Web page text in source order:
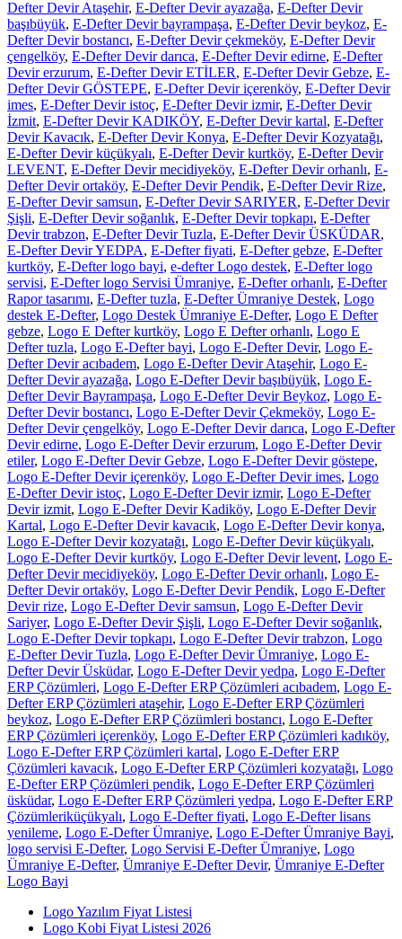
Defter Devir Ataşehir, E-Defter Devir ayazağa, E-Defter Devir
başıbüyük, E-Defter Devir bayrampaşa, E-Defter Devir beykoz, E-
Defter Devir bostancı, E-Defter Devir çekmeköy, E-Defter Devir
çengelköy, E-Defter Devir darıca, E-Defter Devir edirne, E-Defter
Devir erzurum, E-Defter Devir ETİLER, E-Defter Devir Gebze, E-
Defter Devir GÖSTEPE, E-Defter Devir içerenköy, E-Defter Devir
imes, E-Defter Devir istoç, E-Defter Devir izmir, E-Defter Devir
İzmit, E-Defter Devir KADIKÖY, E-Defter Devir kartal, E-Defter
Devir Kavacık, E-Defter Devir Konya, E-Defter Devir Kozyatağı,
E-Defter Devir küçükyalı, E-Defter Devir kurtköy, E-Defter Devir
LEVENT, E-Defter Devir mecidiyeköy, E-Defter Devir orhanlı, E-
Defter Devir ortaköy, E-Defter Devir Pendik, E-Defter Devir Rize,
E-Defter Devir samsun, E-Defter Devir SARIYER, E-Defter Devir
Şişli, E-Defter Devir soğanlık, E-Defter Devir topkapı, E-Defter
Devir trabzon, E-Defter Devir Tuzla, E-Defter Devir ÜSKÜDAR,
E-Defter Devir YEDPA, E-Defter fiyati, E-Defter gebze, E-Defter
kurtköy, E-Defter logo bayi, e-defter Logo destek, E-Defter logo
servisi, E-Defter logo Servisi Ümraniye, E-Defter orhanlı, E-Defter
Rapor tasarımı, E-Defter tuzla, E-Defter Ümraniye Destek, Logo
destek E-Defter, Logo Destek Ümraniye E-Defter, Logo E Defter
gebze, Logo E Defter kurtköy, Logo E Defter orhanlı, Logo E
Defter tuzla, Logo E-Defter bayi, Logo E-Defter Devir, Logo E-
Defter Devir acıbadem, Logo E-Defter Devir Ataşehir, Logo E-
Defter Devir ayazağa, Logo E-Defter Devir başıbüyük, Logo E-
Defter Devir Bayrampaşa, Logo E-Defter Devir Beykoz, Logo E-
Defter Devir bostancı, Logo E-Defter Devir Çekmeköy, Logo E-
Defter Devir çengelköy, Logo E-Defter Devir darıca, Logo E-Defter
Devir edirne, Logo E-Defter Devir erzurum, Logo E-Defter Devir
etiler, Logo E-Defter Devir Gebze, Logo E-Defter Devir göstepe,
Logo E-Defter Devir içerenköy, Logo E-Defter Devir imes, Logo
E-Defter Devir istoç, Logo E-Defter Devir izmir, Logo E-Defter
Devir izmit, Logo E-Defter Devir Kadiköy, Logo E-Defter Devir
Kartal, Logo E-Defter Devir kavacık, Logo E-Defter Devir konya,
Logo E-Defter Devir kozyatağı, Logo E-Defter Devir küçükyalı,
Logo E-Defter Devir kurtköy, Logo E-Defter Devir levent, Logo E-
Defter Devir mecidiyeköy, Logo E-Defter Devir orhanlı, Logo E-
Defter Devir ortaköy, Logo E-Defter Devir Pendik, Logo E-Defter
Devir rize, Logo E-Defter Devir samsun, Logo E-Defter Devir
Sariyer, Logo E-Defter Devir Şişli, Logo E-Defter Devir soğanlık,
Logo E-Defter Devir topkapı, Logo E-Defter Devir trabzon, Logo
E-Defter Devir Tuzla, Logo E-Defter Devir Ümraniye, Logo E-
Defter Devir Üsküdar, Logo E-Defter Devir yedpa, Logo E-Defter
ERP Çözümleri, Logo E-Defter ERP Çözümleri acıbadem, Logo E-
Defter ERP Çözümleri ataşehir, Logo E-Defter ERP Çözümleri
beykoz, Logo E-Defter ERP Çözümleri bostancı, Logo E-Defter
ERP Çözümleri içerenköy, Logo E-Defter ERP Çözümleri kadıköy,
Logo E-Defter ERP Çözümleri kartal, Logo E-Defter ERP
Çözümleri kavacık, Logo E-Defter ERP Çözümleri kozyatağı, Logo
E-Defter ERP Çözümleri pendik, Logo E-Defter ERP Çözümleri
üsküdar, Logo E-Defter ERP Çözümleri yedpa, Logo E-Defter ERP
Çözümleriküçükyalı, Logo E-Defter fiyati, Logo E-Defter lisans
yenileme, Logo E-Defter Ümraniye, Logo E-Defter Ümraniye Bayi,
logo servisi E-Defter, Logo Servisi E-Defter Ümraniye, Logo
Ümraniye E-Defter, Ümraniye E-Defter Devir, Ümraniye E-Defter
Logo Bayi
Logo Yazılım Fiyat Listesi
Logo Kobi Fiyat Listesi 2026